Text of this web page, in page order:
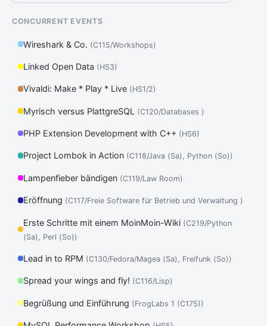
CONCURRENT EVENTS
Wireshark & Co. (C115/Workshops)
Linked Open Data (HS3)
Vivaldi: Make * Play * Live (HS1/2)
Myrisch versus PlattgreSQL (C120/Databases )
PHP Extension Development with C++ (HS6)
Project Lombok in Action (C118/Java (Sa), Python (So))
Lampenfieber bändigen (C119/Law Room)
Eröffnung (C117/Freie Software für Betrieb und Verwaltung )
Erste Schritte mit einem MoinMoin-Wiki (C219/Python
(Sa), Perl (So))
Lead in to RPM (C130/Fedora/Magea (Sa), Freifunk (So))
Spread your wings and fly! (C116/Lisp)
Begrüßung und Einführung (FrogLabs 1 (C175))